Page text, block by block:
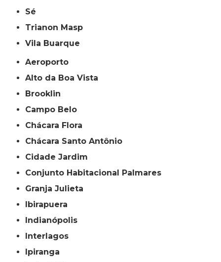
Sé
Trianon Masp
Vila Buarque
Aeroporto
Alto da Boa Vista
Brooklin
Campo Belo
Chácara Flora
Chácara Santo Antônio
Cidade Jardim
Conjunto Habitacional Palmares
Granja Julieta
Ibirapuera
Indianópolis
Interlagos
Ipiranga